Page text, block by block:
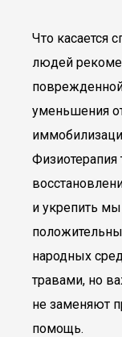
Что касается
людей
уменьшения
и укрепить
народных
травами, но
не заменяют
помощь.